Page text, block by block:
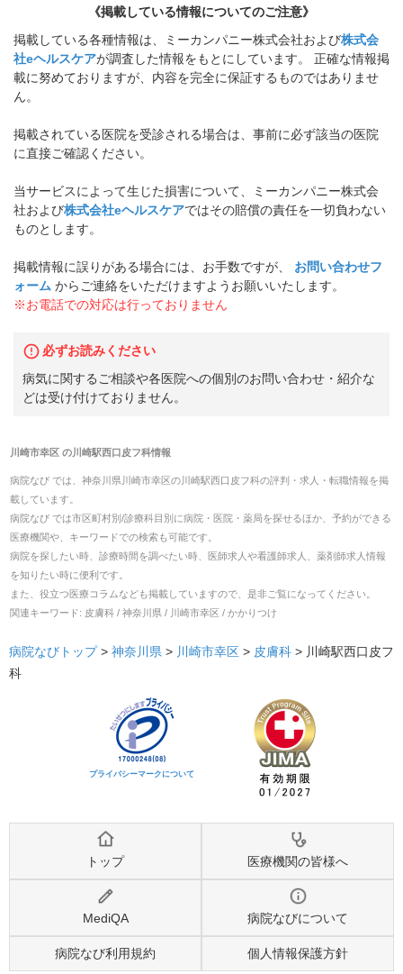
《掲載している情報についてのご注意》
掲載している各種情報は、ミーカンパニー株式会社および株式会
社eヘルスケアが調査した情報をもとにしています。 正確な情報掲
載に努めておりますが、内容を完全に保証するものではありませ
ん。
掲載されている医院を受診される場合は、事前に必ず該当の医院
に直接ご確認ください。
当サービスによって生じた損害について、ミーカンパニー株式会
社および株式会社eヘルスケアではその賠償の責任を一切負わない
ものとします。
掲載情報に誤りがある場合には、お手数ですが、
お問い合わせフ
ォーム からご連絡をいただけますようお願いいたします。
※お電話での対応は行っておりません
必ずお読みください
病気に関するご相談や各医院への個別のお問い合わせ・紹介な
どは受け付けておりません。
川崎市幸区の川崎駅西口皮フ科情報
病院なび では、 神奈川県川崎市幸区の川崎駅西口皮フ科の評判・求人・転職情報を掲
載しています。
病院なび では市区町村別/診療科目別に病院・医院・薬局を探せるほか、予約ができる
医療機関や、キーワードでの検索も可能です。
病院を探したい時、診療時間を調べたい時、医師求人や看護師求人、薬剤師求人情報
を知りたい時に便利です。
また、役立つ医療コラムなども掲載していますので、是非ご覧になってください。
関連キーワード: 皮膚科 / 神奈川県 / 川崎市幸区 / かかりつけ
病院なびトップ > 神奈川県 > 川崎市幸区 > 皮膚科 > 川崎駅西口皮フ
科
プライバシーマークについて
トップ 医療機関の皆様へ
MediQA 病院なびについて
病院なび利用規約 個人情報保護方針